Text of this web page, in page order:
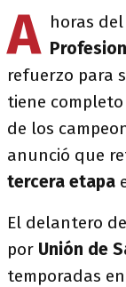
A horas
refuerzo para
tiene
de los
anunció que
tercera etapa
El delantero de
por Unión de
temporadas